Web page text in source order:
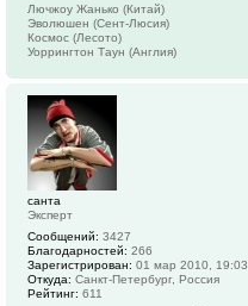
Лючжоу Жанько (Китай)
Эволюшен (Сент-Люсия)
Космос (Лесото)
Уоррингтон Таун (Англия)
санта
Эксперт
Сообщений: 3427
Благодарностей: 266
Зарегистрирован: 01 мар 2010, 19:03
Откуда: Санкт-Петербург, Россия
Рейтинг: 611